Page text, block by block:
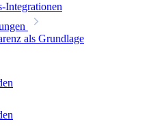
Integrationen
als Grundlage